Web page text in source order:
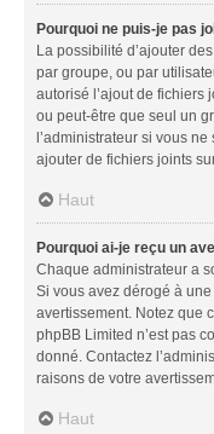
Pourquoi ne puis-je pas
La possibilité d’ajouter
par groupe, ou par
autorisé l’ajout de fichiers
ou peut-être que seul un
l’administrateur si vous
ajouter de fichiers joints
Haut
Pourquoi ai-je reçu un
Chaque administrateur a
Si vous avez dérogé à
avertissement. Notez que
phpBB Limited n’est pas
donné. Contactez
raisons de votre
Haut